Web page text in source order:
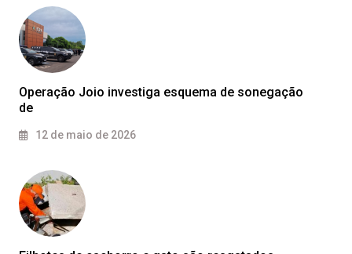
Operação Joio investiga esquema de sonegação
de
12 de maio de 2026